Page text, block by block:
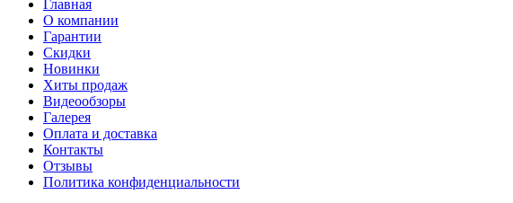
Главная
О компании
Гарантии
Скидки
Новинки
Хиты продаж
Видеообзоры
Галерея
Оплата и доставка
Контакты
Отзывы
Политика конфиденциальности